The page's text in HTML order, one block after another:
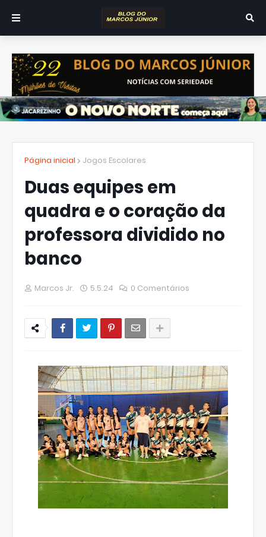
Página inicial Jogos Escolares
Duas equipes em
quadra e o coração da
professora dividido no
banco
Marcos Jr. 5.5.24 0 Comentários